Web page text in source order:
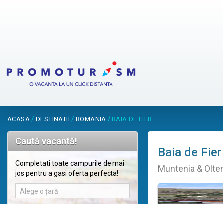
ACASA / DESTINATII / ROMANIA / BAIA DE FIER
Caută vacantă!
Completati toate campurile de mai
jos pentru a gasi oferta perfecta!
Alege o țară
Baia de Fier
Muntenia &